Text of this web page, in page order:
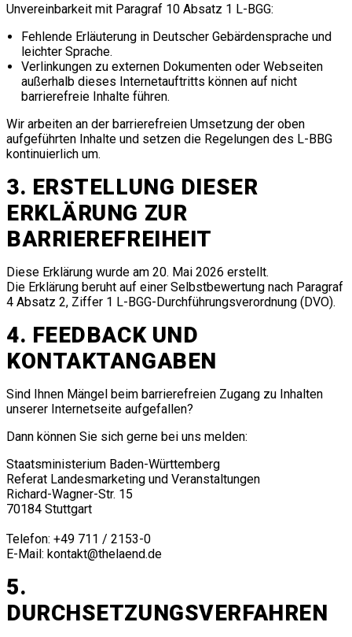
Unvereinbarkeit mit Paragraf 10 Absatz 1 L-BGG:
Fehlende Erläuterung in Deutscher Gebärdensprache und
leichter Sprache.
Verlinkungen zu externen Dokumenten oder Webseiten
außerhalb dieses Internetauftritts können auf nicht
barrierefreie Inhalte führen.
Wir arbeiten an der barrierefreien Umsetzung der oben
aufgeführten Inhalte und setzen die Regelungen des L-BBG
kontinuierlich um.
3. ERSTELLUNG DIESER
ERKLÄRUNG ZUR
BARRIEREFREIHEIT
Diese Erklärung wurde am 20. Mai 2026 erstellt.
Die Erklärung beruht auf einer Selbstbewertung nach Paragraf
4 Absatz 2, Ziffer 1 L-BGG-Durchführungsverordnung (DVO).
4. FEEDBACK UND
KONTAKTANGABEN
Sind Ihnen Mängel beim barrierefreien Zugang zu Inhalten
unserer Internetseite aufgefallen?
Dann können Sie sich gerne bei uns melden:
Staatsministerium Baden-Württemberg
Referat Landesmarketing und Veranstaltungen
Richard-Wagner-Str. 15
70184 Stuttgart
Telefon: +49 711 / 2153-0
E-Mail: kontakt@thelaend.de
5.
DURCHSETZUNGSVERFAHREN